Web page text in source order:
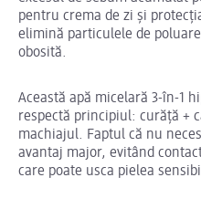
pentru crema de zi și
elimină particulele de
obosită.
Această apă micelară 3-în-1
respectă principiul: curăță +
machiajul. Faptul că nu
avantaj major, evitând
care poate usca pielea